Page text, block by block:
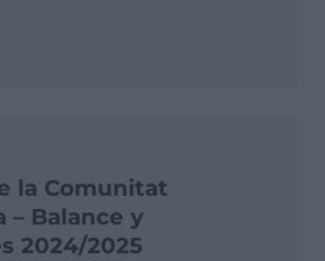
la Comunitat
– Balance y
2024/2025